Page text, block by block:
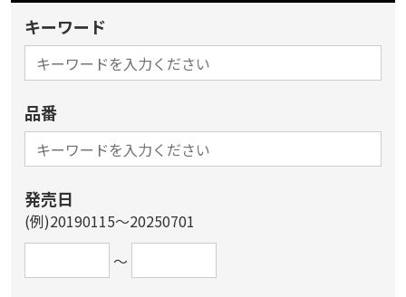
キーワード
品番
発売日
(例)20190115～20250701
～